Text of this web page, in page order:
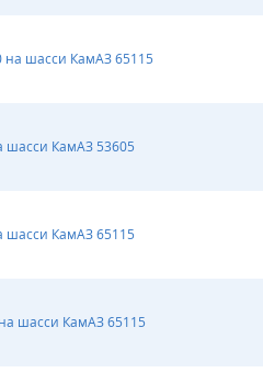
на шасси КамАЗ 65115
шасси КамАЗ 53605
шасси КамАЗ 65115
шасси КамАЗ 65115